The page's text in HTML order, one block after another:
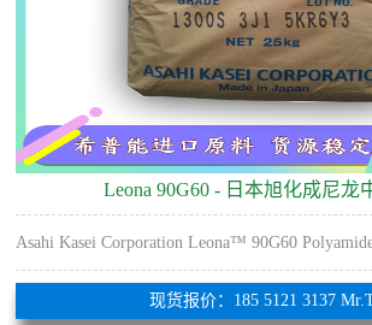
Leona 90G60 - 日本旭化成尼龙
Asahi Kasei Corporation Leona™ 90G60
现货报价：185 5121 3137